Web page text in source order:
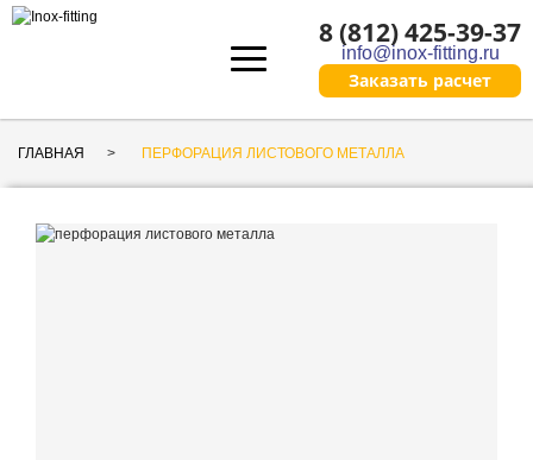
8 (812) 425-39-37
info@inox-fitting.ru
Заказать расчeт
ГЛАВНАЯ ПЕРФОРАЦИЯ ЛИСТОВОГО МЕТАЛЛА